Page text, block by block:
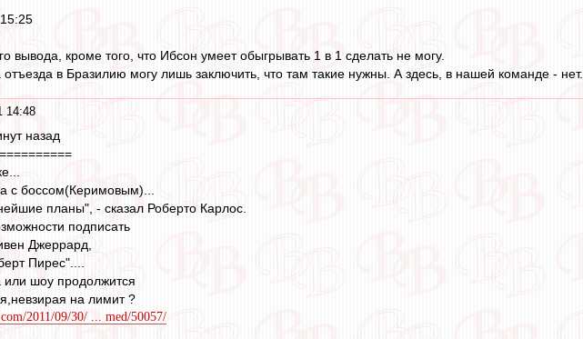
вывода, кроме того, что Ибсон умеет обыгрывать 1 в 1 сделать не могу.
отъезда в Бразилию могу лишь заключить, что там такие нужны. А здесь, в нашей команде - нет.
14:48
назад
с боссом(Керимовым)...
планы", - сказал Роберто Карлос.
подписать
Джеррард,
Пирес"....
или шоу продолжится
на лимит ?
2011/09/30/ ... med/50057/